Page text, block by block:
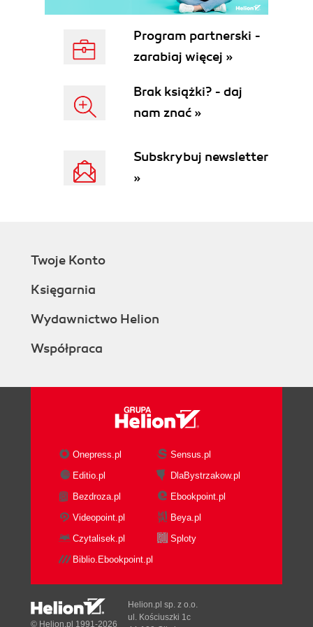
5.3. Configuring Application Settings
6. Making Your App Maintainable
6.1. Protect Your Components with
PropTypes
6.3. Automate Your Component Tests
6.4. Maintain Coding Standards with ESLint
Program partnerski -
zarabiaj więcej »
Brak książki? - daj
nam znać »
Subskrybuj newsletter
»
Twoje Konto
Księgarnia
Wydawnictwo Helion
Współpraca
Onepress.pl
Sensus.pl
Editio.pl
DlaBystrzakow.pl
Bezdroza.pl
Ebookpoint.pl
Videopoint.pl
Beya.pl
Czytalisek.pl
Sploty
Biblio.Ebookpoint.pl
© Helion.pl 1991-2026
Helion.pl sp. z o.o.
ul. Kościuszki 1c